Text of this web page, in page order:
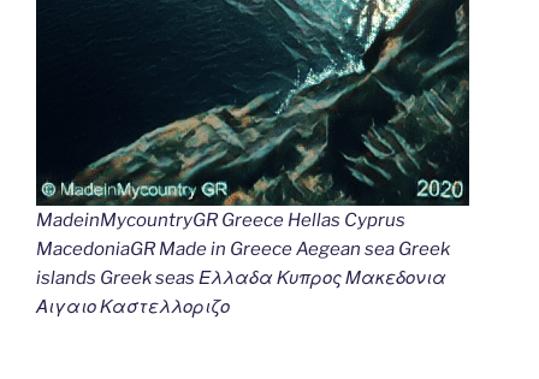
MadeinMycountryGR Greece Hellas Cyprus
MacedoniaGR Made in Greece Aegean sea Greek
islands Greek seas Ελλαδα Κυπρος Μακεδονια
Αιγαιο Καστελλοριζο